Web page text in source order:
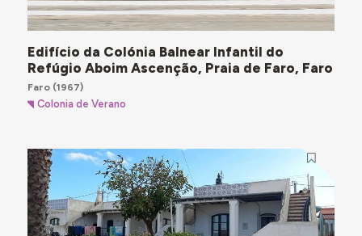
Edifício da Colónia Balnear Infantil do
Refúgio Aboim Ascenção, Praia de Faro, Faro
Faro(1967)
Colonia de Verano